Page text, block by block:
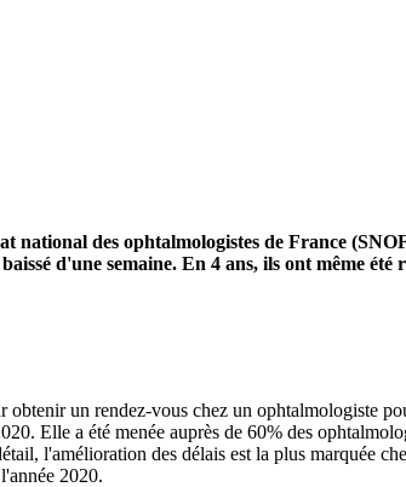
des ophtalmologistes de France
d'une semaine. En 4 ans, ils ont même
obtenir un rendez-vous chez un ophtalmologiste
Elle a été menée auprès de 60% des
l'amélioration des délais est la plus marquée
2020.